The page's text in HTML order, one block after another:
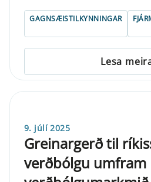
GAGNSÆISTILKYNNINGAR
Lesa
9. júlí 2025
Grein­ar­gerð til
verðbólgu umfram